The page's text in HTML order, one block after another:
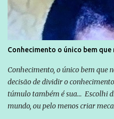
empresários" Assina a nota o
Conhecimento o único bem
Conhecimento, o único bem que
decisão de dividir o
túmulo também é sua... Escolhi
mundo, ou pelo menos criar